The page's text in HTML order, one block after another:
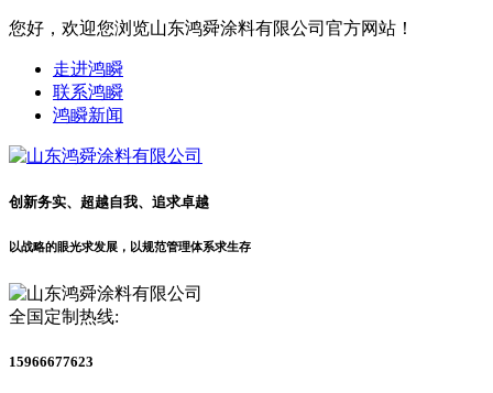
您好，欢迎您浏览山东鸿舜涂料有限公司官方网站！
走进鸿瞬
联系鸿瞬
鸿瞬新闻
创新务实、超越自我、追求卓越
以战略的眼光求发展，以规范管理体系求生存
全国定制热线:
15966677623